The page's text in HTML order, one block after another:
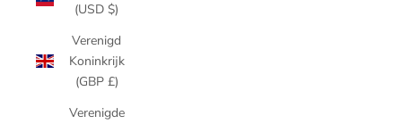
(USD $)
Verenigd
Koninkrijk
(GBP £)
Verenigde